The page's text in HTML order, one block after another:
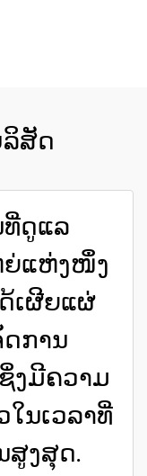
ສັດ
ທີ່ດູແລ
ແຫ່ງໜຶ່ງ
ເຜີຍແຜ່
ການ
ງມີຄວາມ
ໃນເວລາທີ່
ສູງສຸດ.